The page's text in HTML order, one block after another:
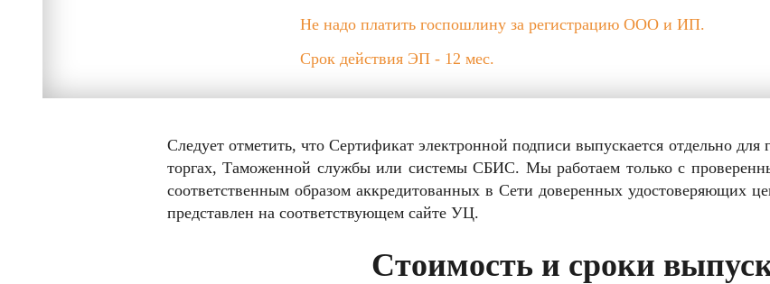
Не надо платить госпошлину за регистрацию ООО и ИП.
Срок действия ЭП - 12 мес.
Следует отметить, что Сертификат электронной подписи выпускается отдельно для
торгах, Таможенной службы или системы СБИС. Мы работаем только с
соответственным образом аккредитованных в Сети доверенных удостоверяющих
представлен на соответствующем сайте УЦ.
Стоимость и сроки